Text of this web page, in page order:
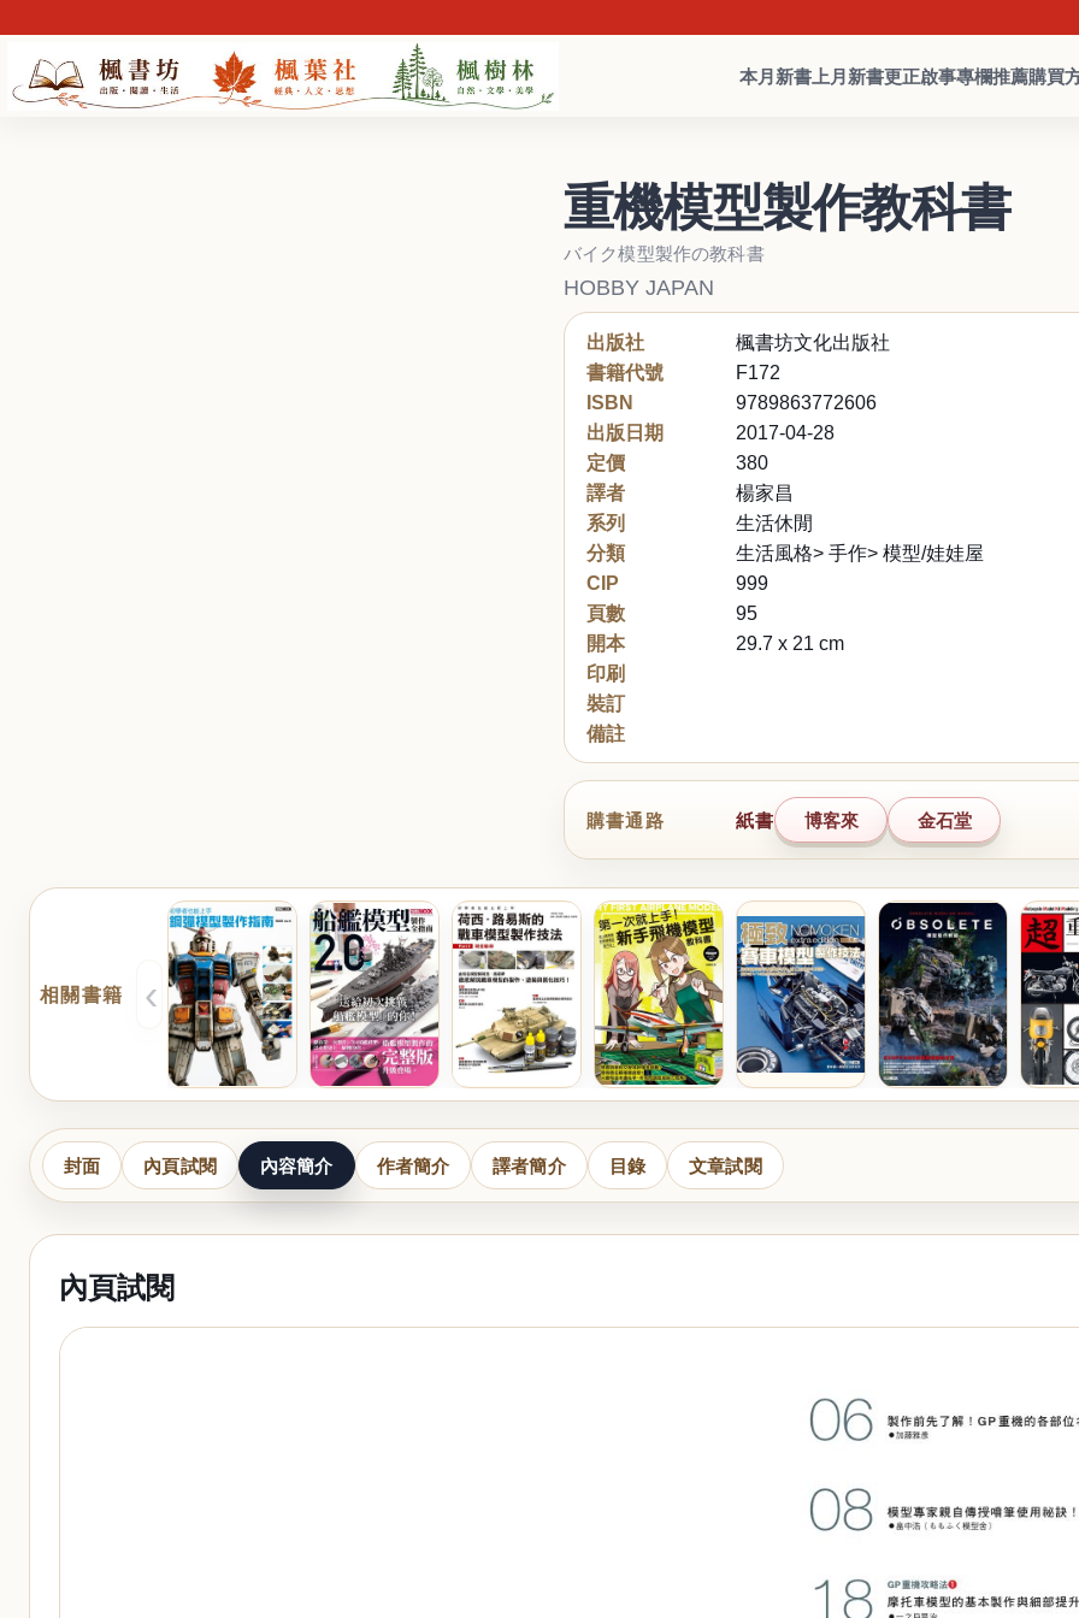
本月新書 上月新書更正啟事專欄推薦購買
重機模型製作教科書
バイク模型製作の教科書
HOBBY JAPAN
出版社
楓書坊文化出版社
書籍代號
F172
ISBN
9789863772606
出版日期
2017-04-28
定價
380
譯者
楊家昌
系列
生活休閒
分類
生活風格> 手作> 模型/娃娃屋
CIP
999
頁數
95
開本
29.7 x 21 cm
印刷
裝訂
備註
購書通路 紙書 博客來 金石堂
相關書籍 ‹
封面 內頁試閱 內容簡介 作者簡介 譯者簡介 目錄 文章試閱
內頁試閱